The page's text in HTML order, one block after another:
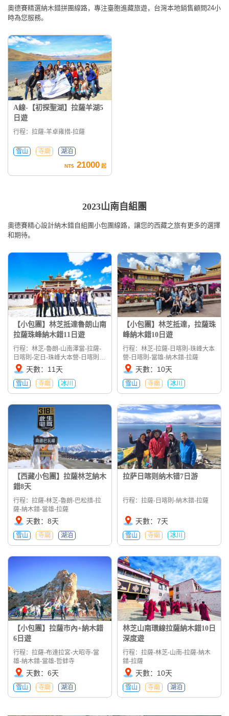
奧德賽精選納木錯拼團線路，專注臺胞進藏旅遊，台灣本地銷售顧問24小
時為您服務。
A線-【初探聖湖】拉薩羊湖5
日遊
行程：拉薩-羊卓雍措-拉薩
雪山 寺廟 湖泊
NT$ 21000 起
2023山南自組團
奧德賽精心設計納木錯自組團小包團線路，讓您的西藏之旅有更多的選擇
和期待。
【小包團】林芝抵達魯朗山南
拉薩珠峰納木錯11日遊
行程：林芝-魯朗-山南澤當-拉薩-
日喀則-定日-珠峰大本營-日喀則-
當雄-拉薩天數：11天
雪山 寺廟 冰川
【小包團】林芝抵達，拉薩珠
峰納木錯10日遊
行程：林芝-拉薩-日喀則-珠峰大本
營-日喀則-當雄-納木錯-拉薩
天數：10天
雪山 寺廟 冰川
【西藏小包團】拉薩林芝納木
錯8天
行程：拉薩-林芝-魯朗-巴松措-拉
薩-納木錯-當雄-拉薩
天數：8天
雪山 寺廟 湖泊
拉萨日喀则纳木错7日游
行程：拉薩-日喀則-納木錯-拉薩
天數：7天
雪山 寺廟 冰川
【小包團】拉薩市內+納木錯
6日遊
行程：拉薩-布達拉宮-大昭寺-當
雄-納木錯-當雄-哲蚌寺
天數：6天
雪山 寺廟 湖泊
林芝山南環線拉薩納木錯10日
深度遊
行程：拉薩-林芝-山南-拉薩-納木
錯-拉薩
天數：10天
雪山 寺廟 湖泊